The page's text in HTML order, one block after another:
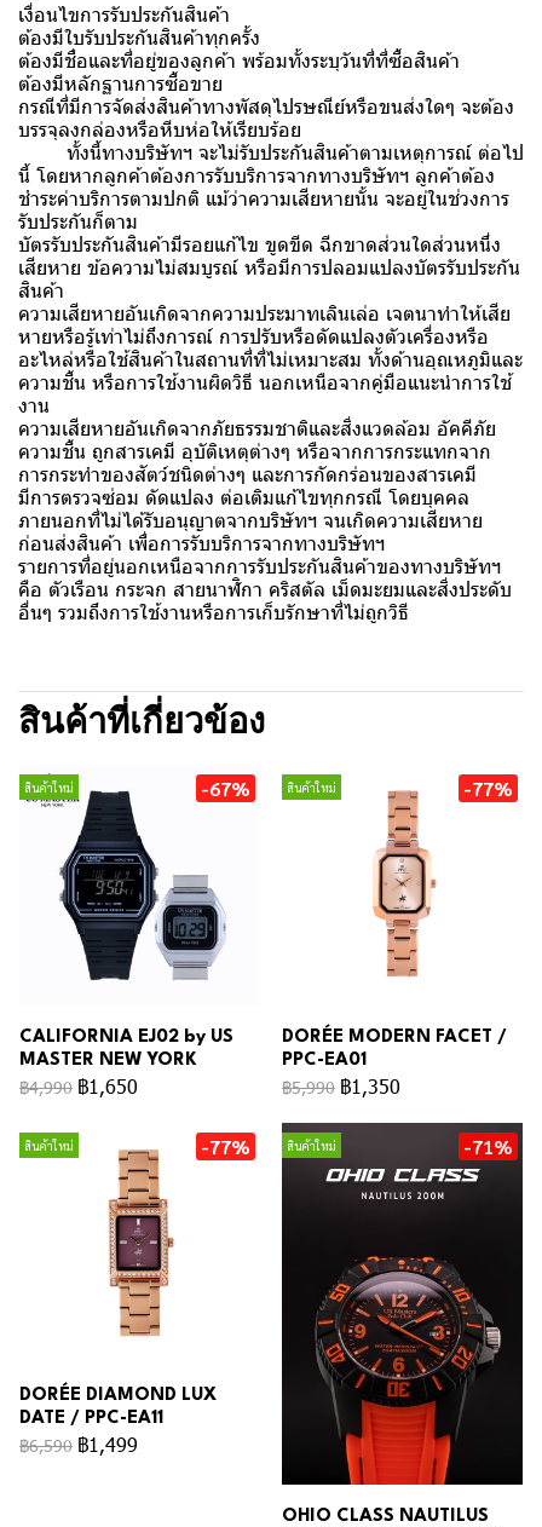
เงื่อนไขการรับประกันสินค้า
ต้องมีใบรับประกันสินค้าทุกครั้ง
ต้องมีชื่อและที่อยู่ของลูกค้า พร้อมทั้งระบุวันที่ที่ซื้อสินค้า
ต้องมีหลักฐานการซื้อขาย
กรณีที่มีการจัดส่งสินค้าทางพัสดุไปรษณีย์หรือขนส่งใดๆ จะต้อง
บรรจุลงกล่องหรือหีบห่อให้เรียบร้อย
ทั้งนี้ทางบริษัทฯ จะไม่รับประกันสินค้าตามเหตุการณ์ ต่อไป
นี้ โดยหากลูกค้าต้องการรับบริการจากทางบริษัทฯ ลูกค้าต้อง
ชำระค่าบริการตามปกติ แม้ว่าความเสียหายนั้น จะอยู่ในช่วงการ
รับประกันก็ตาม
บัตรรับประกันสินค้ามีรอยแก้ไข ขูดขีด ฉีกขาดส่วนใดส่วนหนึ่ง
เสียหาย ข้อความไม่สมบูรณ์ หรือมีการปลอมแปลงบัตรรับประกัน
สินค้า
ความเสียหายอันเกิดจากความประมาทเลินเล่อ เจตนาทำให้เสีย
หายหรือรู้เท่าไม่ถึงการณ์ การปรับหรือดัดแปลงตัวเครื่องหรือ
อะไหล่หรือใช้สินค้าในสถานที่ที่ไม่เหมาะสม ทั้งด้านอุณหภูมิและ
ความชื้น หรือการใช้งานผิดวิธี นอกเหนือจากคู่มือแนะนำการใช้
งาน
ความเสียหายอันเกิดจากภัยธรรมชาติและสิ่งแวดล้อม อัคคีภัย
ความชื้น ถูกสารเคมี อุบัติเหตุต่างๆ หรือจากการกระแทกจาก
การกระทำของสัตว์ชนิดต่างๆ และการกัดกร่อนของสารเคมี
มีการตรวจซ่อม ดัดแปลง ต่อเติมแก้ไขทุกกรณี โดยบุคคล
ภายนอกที่ไม่ได้รับอนุญาตจากบริษัทฯ จนเกิดความเสียหาย
ก่อนส่งสินค้า เพื่อการรับบริการจากทางบริษัทฯ
รายการที่อยู่นอกเหนือจากการรับประกันสินค้าของทางบริษัทฯ
คือ ตัวเรือน กระจก สายนาฬิกา คริสตัล เม็ดมะยมและสิ่งประดับ
อื่นๆ รวมถึงการใช้งานหรือการเก็บรักษาที่ไม่ถูกวิธี
สินค้าที่เกี่ยวข้อง
สินค้าใหม่ -67%
CALIFORNIA EJ02 by US
MASTER NEW YORK
฿4,990 ฿1,650
สินค้าใหม่ -77%
DORÉE MODERN FACET /
PPC-EA01
฿5,990 ฿1,350
สินค้าใหม่ -77%
DORÉE DIAMOND LUX
DATE / PPC-EA11
฿6,590 ฿1,499
สินค้าใหม่ -71%
OHIO CLASS NAUTILUS